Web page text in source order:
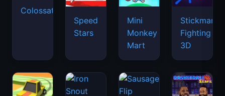
Colossatron
Speed
Stars
Mini
Monkey
Mart
Stickman
Fighting
3D